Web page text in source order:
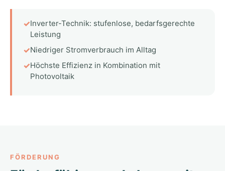
✓Inverter-Technik: stufenlose, bedarfsgerechte
Leistung
✓Niedriger Stromverbrauch im Alltag
✓Höchste Effizienz in Kombination mit
Photovoltaik
FÖRDERUNG